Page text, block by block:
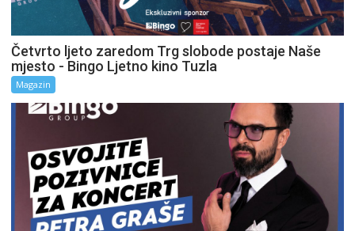
Četvrto ljeto zaredom Trg slobode postaje Naše
mjesto - Bingo Ljetno kino Tuzla
Magazin